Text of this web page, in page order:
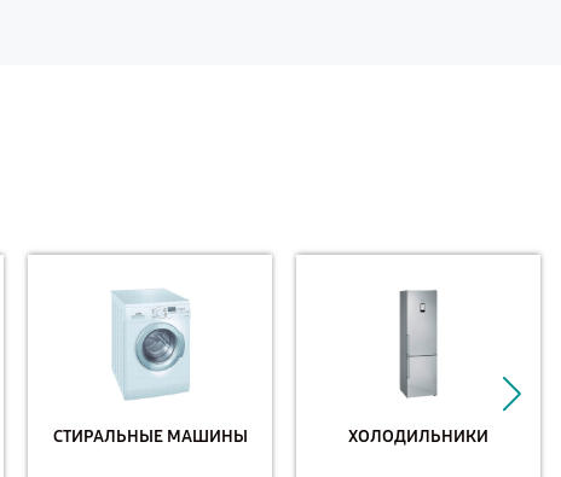
СТИРАЛЬНЫЕ МАШИНЫ ХОЛОДИЛЬНИКИ